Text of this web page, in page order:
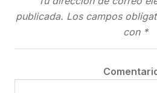
publicada. Los campos
con *